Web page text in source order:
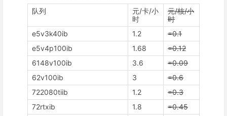
队列
元/卡/小
时
元/核/小
时
e5v3k40ib
1.2
=0.1
e5v4p100ib
1.68
=0.12
6148v100ib
3.6
=0.09
62v100ib
3
=0.6
722080tiib
1.2
=0.3
72rtxib
1.8
=0.45